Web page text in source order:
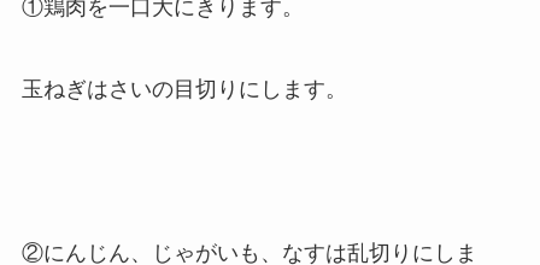
①鶏肉を一口大にきります。
玉ねぎはさいの目切りにします。
②にんじん、じゃがいも、なすは乱切りにしま